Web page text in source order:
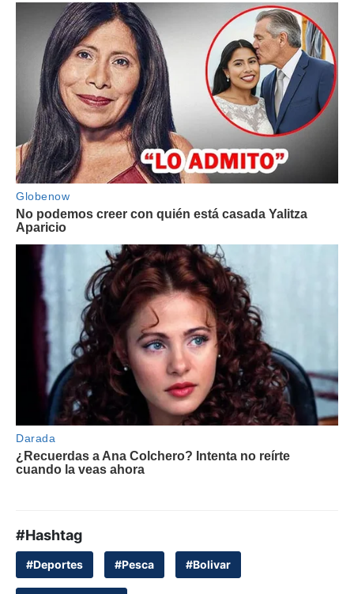
#Hashtag
#Deportes #Pesca #Bolivar